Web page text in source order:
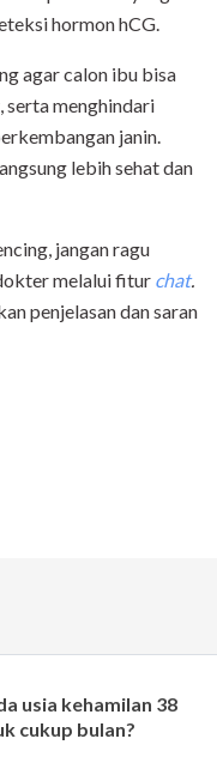
hormon hCG.
agar calon ibu bisa
serta menghindari
janin.
lebih sehat dan
jangan ragu
melalui fitur chat.
penjelasan dan saran